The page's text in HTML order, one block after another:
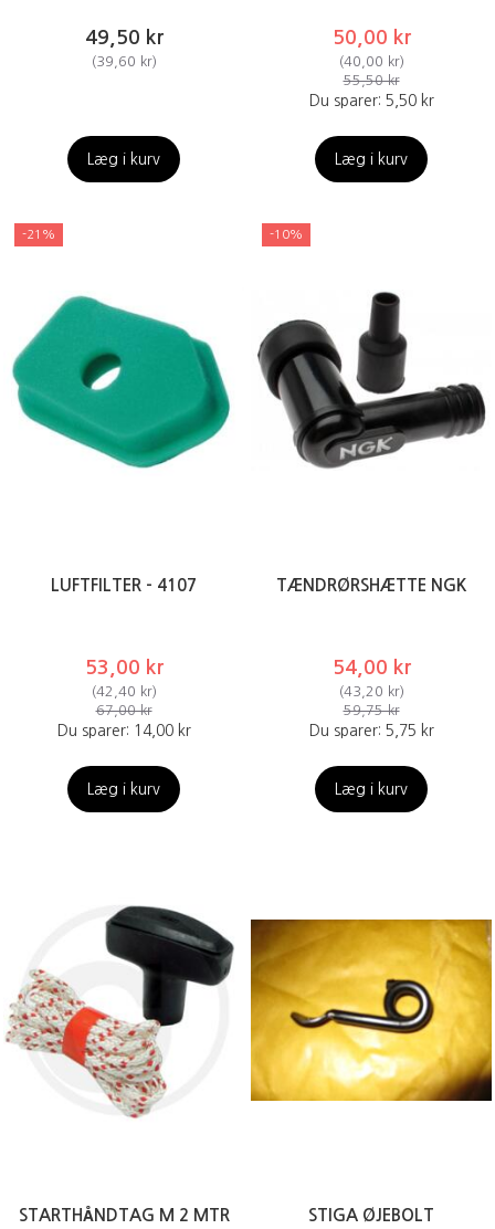
49,50 kr
(39,60 kr)
Læg i kurv
50,00 kr
(40,00 kr)
55,50 kr
Du sparer: 5,50 kr
Læg i kurv
-21%
LUFTFILTER - 4107
53,00 kr
(42,40 kr)
67,00 kr
Du sparer: 14,00 kr
Læg i kurv
-10%
TÆNDRØRSHÆTTE NGK
54,00 kr
(43,20 kr)
59,75 kr
Du sparer: 5,75 kr
Læg i kurv
STARTHÅNDTAG M 2 MTR
STIGA ØJEBOLT